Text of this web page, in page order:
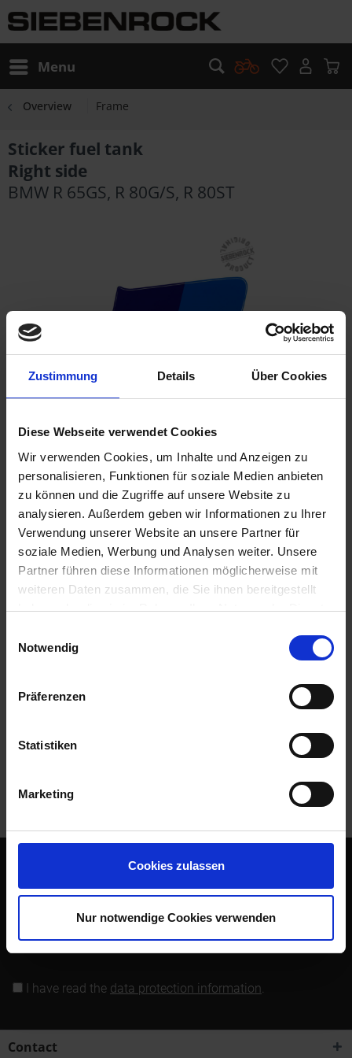
Zustimmung Details Über Cookies
Diese Webseite verwendet Cookies
Wir verwenden Cookies, um Inhalte und Anzeigen zu
personalisieren, Funktionen für soziale Medien anbieten
zu können und die Zugriffe auf unsere Website zu
analysieren. Außerdem geben wir Informationen zu Ihrer
Verwendung unserer Website an unsere Partner für
soziale Medien, Werbung und Analysen weiter. Unsere
Partner führen diese Informationen möglicherweise mit
weiteren Daten zusammen, die Sie ihnen bereitgestellt
haben oder die sie im Rahmen Ihrer Nutzung der Dienste
Cookies, wenn Sie unsere Webseite weiterhin nutzen.
Notwendig
Präferenzen
Statistiken
Marketing
Cookies zulassen
Nur notwendige Cookies verwenden
Menu
Overview Frame
Sticker fuel tank
Right side
BMW R 65GS, R 80G/S, R 80ST
€25.75
Ready to ship today, Delivery time appr. 2-4 workdays within
Germany
Add to shopping cart
Remember Comment
part no.: 1611364
Blue-purple. Rght side. High quality replacement sticker. No
Evaluations
longer miss any offers or news of Siebenrock.
Subscribe to newsletter
I have read the data protection information.
Contact